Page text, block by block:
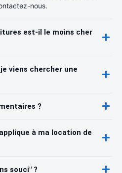
nous.
est-il le moins cher
viens chercher une
?
à ma location de
souci" ?